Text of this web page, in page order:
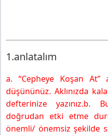
1.anlatalım
a. “Cepheye Koşan
düşününüz. Aklınızda
defterinize yazınız.b.
doğrudan etki etme
önemli/ önemsiz şekilde